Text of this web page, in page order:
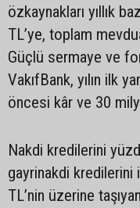
özkaynakları yıllık
TL’ye, toplam
Güçlü sermaye ve
VakıfBank, yılın ilk
öncesi kâr ve 30
Nakdi kredilerini
gayrinakdi
TL’nin üzerine